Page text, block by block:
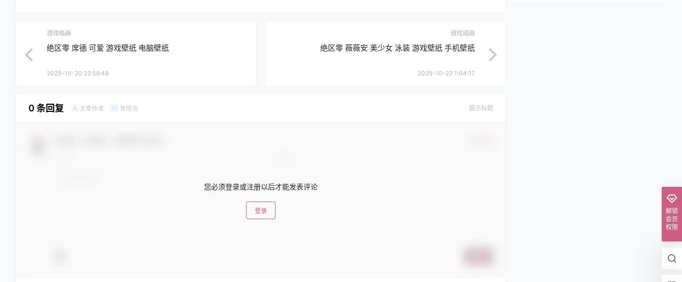
游戏插画
绝区零 席德 可爱 游戏壁纸 电脑壁纸
2025-10-20 22:59:48
游戏插画
绝区零 薇薇安 美少女 泳装 游戏壁纸 手机壁纸
2025-10-22 1:04:17
0 条回复 A 文章作者 M 管理员 提示标题
您必须登录或注册以后才能发表评论
登录
解锁
会员
权限